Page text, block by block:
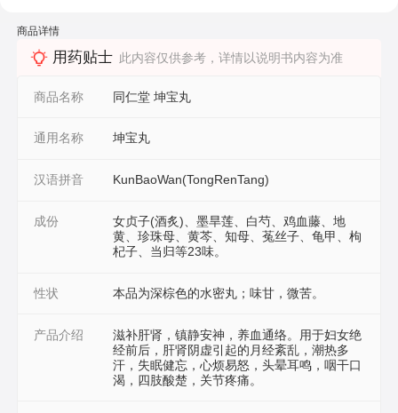
商品详情
用药贴士 此内容仅供参考，详情以说明书内容为准
商品名称 同仁堂 坤宝丸
通用名称 坤宝丸
汉语拼音 KunBaoWan(TongRenTang)
成份
女贞子(酒炙)、墨旱莲、白芍、鸡血藤、地
黄、珍珠母、黄芩、知母、菟丝子、龟甲、枸
杞子、当归等23味。
性状 本品为深棕色的水密丸；味甘，微苦。
产品介绍
滋补肝肾，镇静安神，养血通络。用于妇女绝
经前后，肝肾阴虚引起的月经紊乱，潮热多
汗，失眠健忘，心烦易怒，头晕耳鸣，咽干口
渴，四肢酸楚，关节疼痛。